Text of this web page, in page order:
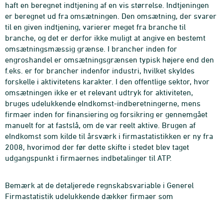
haft en beregnet indtjening af en vis størrelse. Indtjeningen
er beregnet ud fra omsætningen. Den omsætning, der svarer
til en given indtjening, varierer meget fra branche til
branche, og det er derfor ikke muligt at angive en bestemt
omsætningsmæssig grænse. I brancher inden for
engroshandel er omsætningsgrænsen typisk højere end den
f.eks. er for brancher indenfor industri, hvilket skyldes
forskelle i aktivitetens karakter. I den offentlige sektor, hvor
omsætningen ikke er et relevant udtryk for aktiviteten,
bruges udelukkende eIndkomst-indberetningerne, mens
firmaer inden for finansiering og forsikring er gennemgået
manuelt for at fastslå, om de var reelt aktive. Brugen af
eIndkomst som kilde til årsværk i firmastatistikken er ny fra
2008, hvorimod der før dette skifte i stedet blev taget
udgangspunkt i firmaernes indbetalinger til ATP.
Bemærk at de detaljerede regnskabsvariable i Generel
Firmastatistik udelukkende dækker firmaer som